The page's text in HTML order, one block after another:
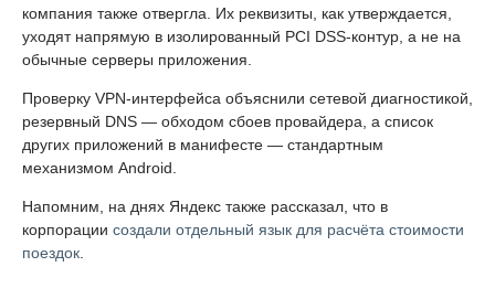
компания также отвергла. Их реквизиты, как утверждается,
уходят напрямую в изолированный PCI DSS-контур, а не на
обычные серверы приложения.
Проверку VPN-интерфейса объяснили сетевой диагностикой,
резервный DNS — обходом сбоев провайдера, а список
других приложений в манифесте — стандартным
механизмом Android.
Напомним, на днях Яндекс также рассказал, что в
корпорации создали отдельный язык для расчёта стоимости
поездок